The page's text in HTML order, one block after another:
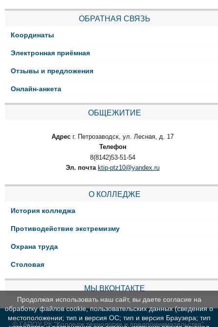
ОБРАТНАЯ СВЯЗЬ
Координаты
Электронная приёмная
Отзывы и предложения
Онлайн-анкета
ОБЩЕЖИТИЕ
Адрес г. Петрозаводск, ул. Лесная, д. 17
Телефон
8(8142)53-51-54
Эл. почта ktip-ptz10@yandex.ru
О КОЛЛЕДЖЕ
История колледжа
Противодействие экстремизму
Охрана труда
Столовая
МЫ ВКОНТАКТЕ
© ГАПОУ РК "Колледж технологии и предпринимательства"
Продолжая использовать наш сайт, вы даете согласие на
обработку файлов cookie, пользовательских данных (сведения о
местоположении; тип и версия ОС; тип и версия Браузера; тип